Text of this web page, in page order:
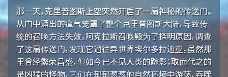
那一天，克里普图斯上空突然开启了一扇神秘的传送门。
从门中涌出的瘴气笼罩了整个克里普图斯大陆，导致传
统的召唤方法失效。阿克拉斯召唤殿为了探明原因，调查
了这扇传送门，发现它通往异世界埃尔多拉迪亚。虽然那
里曾经繁荣昌盛，但如今已不见人类的踪影；取而代之的
是凶猛的怪物，它们在郁郁葱葱的自然环境中游荡，吞噬